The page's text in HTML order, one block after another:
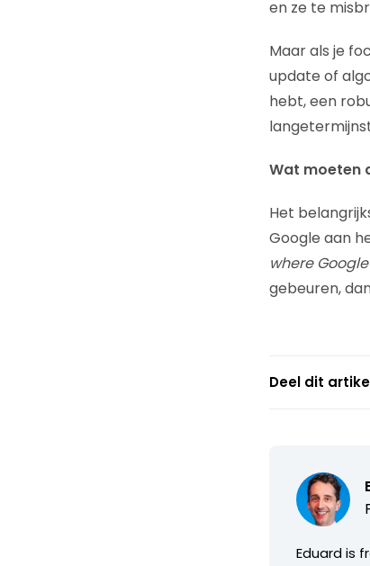
en ze te
Maar als je
update of
hebt, een
Wat moeten
Het
Google aan
where
gebeuren,
Deel dit
Eduard is